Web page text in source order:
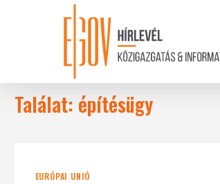
Találat: építésügy
EURÓPAI UNIÓ